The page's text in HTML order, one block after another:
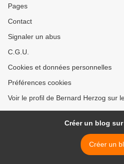
Pages
Contact
Signaler un abus
C.G.U.
Cookies et données personnelles
Préférences cookies
Voir le profil de Bernard Herzog sur
Créer un blog
Créer un